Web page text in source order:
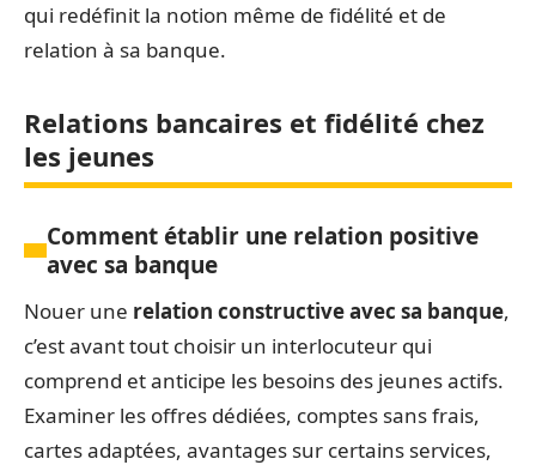
qui redéfinit la notion même de fidélité et de
relation à sa banque.
Relations bancaires et fidélité chez
les jeunes
Comment établir une relation positive
avec sa banque
Nouer une relation constructive avec sa banque,
c’est avant tout choisir un interlocuteur qui
comprend et anticipe les besoins des jeunes actifs.
Examiner les offres dédiées, comptes sans frais,
cartes adaptées, avantages sur certains services,